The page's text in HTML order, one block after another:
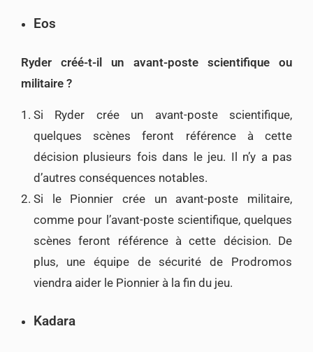
Eos
Ryder créé-t-il un avant-poste scientifique ou
militaire ?
Si Ryder crée un avant-poste scientifique,
quelques scènes feront référence à cette
décision plusieurs fois dans le jeu. Il n’y a pas
d’autres conséquences notables.
Si le Pionnier crée un avant-poste militaire,
comme pour l’avant-poste scientifique, quelques
scènes feront référence à cette décision. De
plus, une équipe de sécurité de Prodromos
viendra aider le Pionnier à la fin du jeu.
Kadara